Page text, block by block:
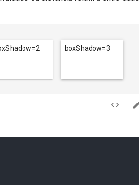
2 boxShadow=3